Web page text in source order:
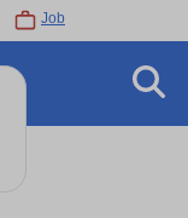
Job